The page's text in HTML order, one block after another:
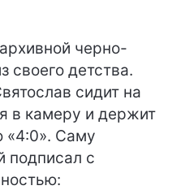
черно-
своего детства.
сидит на
в камеру и держит
«4:0». Саму
подписал с